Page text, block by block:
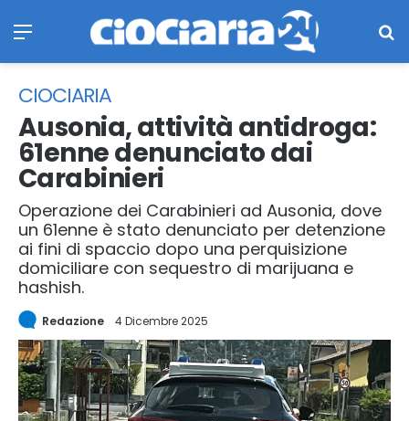
CIOCIARIA
Ausonia, attività antidroga:
61enne denunciato dai
Carabinieri
Operazione dei Carabinieri ad Ausonia, dove
un 61enne è stato denunciato per detenzione
ai fini di spaccio dopo una perquisizione
domiciliare con sequestro di marijuana e
hashish.
Redazione 4 Dicembre 2025